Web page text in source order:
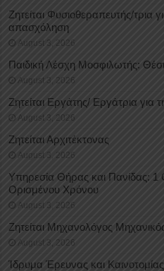
Ζητείται Φυσιοθεραπευτής/τρια
απασχόληση
August 3, 2026
Παιδική Λέσχη Μοσφιλωτής:
August 3, 2026
Ζητείται Εργάτης/ Εργάτρια
August 3, 2026
Ζητείται Αρχιτέκτονας
August 3, 2026
Υπηρεσία Θήρας και Πανίδας:
Oρισμένου Xρόνου
August 3, 2026
Ζητείται Μηχανολόγος
August 3, 2026
Ίδρυμα Έρευνας και